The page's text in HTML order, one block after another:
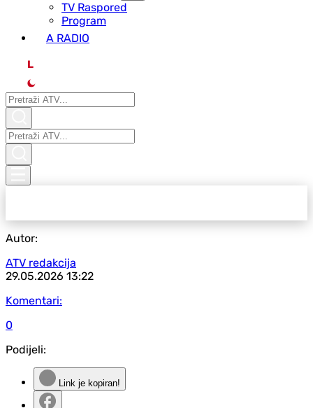
ТV Raspored
Program
A RADIO
L
Autor:
ATV redakcija
29.05.2026 13:22
Komentari:
0
Podijeli:
Link je kopiran!